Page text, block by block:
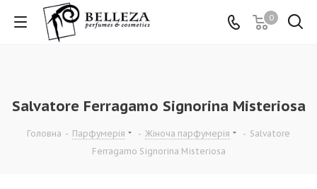
0
Salvatore Ferragamo Signorina Misteriosa
Головна - Парфумерія - Жіноча парфумерія - Salvatore
Ferragamo Signorina Misteriosa